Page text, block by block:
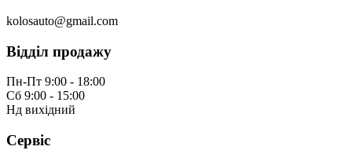
kolosauto@gmail.com
Відділ продажу
Пн-Пт 9:00 - 18:00
Сб 9:00 - 15:00
Нд вихідний
Сервіс